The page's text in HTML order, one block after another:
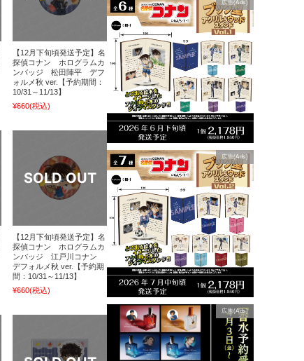
広告(Ads)
広告(Ads)
広告(Ads)
【12月下旬頃発送予定】名
探偵コナン ホログラムカ
ンバッジ 松田陣平 デフ
ォルメ秋 ver.【予約期間：
10/31～11/13】
¥660(税込)
【12月下旬頃発送予定】名
探偵コナン ホログラムカ
ンバッジ 江戸川コナン
デフォルメ秋 ver.【予約期
間：10/31～11/13】
¥660(税込)